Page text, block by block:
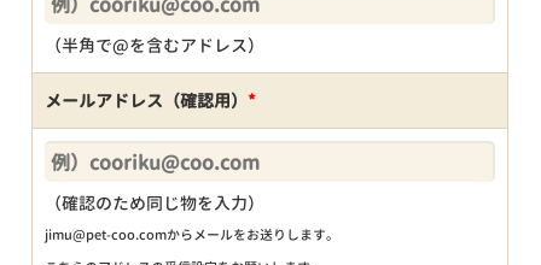
（半角で@を含むアドレス）
メールアドレス（確認用） *
（確認のため同じ物を入力）
jimu@pet-coo.comからメールをお送りします。